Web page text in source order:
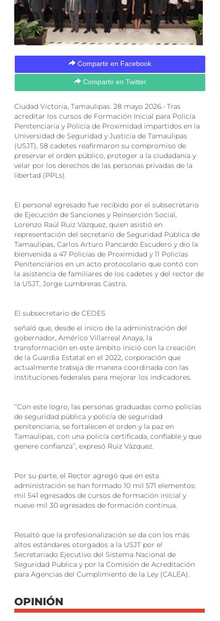
Compartir en Facebook
Compartir en Twitter
Ciudad Victoria, Tamaulipas. 28 mayo 2026.- Tras
acreditar los cursos de Formación Inicial para Policía
Penitenciaria y Policía de Proximidad impartidos en la
Universidad de Seguridad y Justicia de Tamaulipas
(USJT), 58 cadetes reafirmaron su compromiso de
preservar el orden público, proteger a la ciudadanía y
velar por los derechos de las personas privadas de la
libertad (PPLs).
El personal egresado fue recibido por el subsecretario
de Ejecución de Sanciones y Reinserción Social,
Lorenzo Raúl Ruiz Vázquez, quien asistió en
representación del secretario de Seguridad Pública de
Tamaulipas, Carlos Arturo Pancardo Escudero y dio la
bienvenida a 47 Policías de Proximidad y 11 Policías
Penitenciarios en un acto protocolario que contó con
la asistencia de familiares de los cadetes y del rector de
la USJT, Jorge Lumbreras Castro.
El subsecretario de CEDES
señaló que, desde el inicio de la administración del
gobernador, Américo Villarreal Anaya, la
transformación en este ámbito inició con la creación
de la Guardia Estatal en el 2022, corporación que
actualmente trabaja de manera coordinada con las
instituciones federales para mejorar los indicadores.
’’Con este logro, las personas graduadas como policías
de seguridad pública y policía de seguridad
penitenciaria, se fortalecen el orden y la paz en
Tamaulipas, con una policía certificada, confiable y que
genere confianza’’, expresó Ruiz Vázquez.
Por su parte, el Rector agregó que en esta
administración se han formado 10 mil 571 elementos:
mil 541 egresados de cursos de formación inicial y
nueve mil 30 egresados de formación continua.
Resaltó que la profesionalización se da con los más
altos estándares otorgados a la USJT por el
Secretariado Ejecutivo del Sistema Nacional de
Seguridad Publica y por la Comisión de Acreditación
para Agencias del Cumplimiento de la Ley (CALEA).
OPINIÓN